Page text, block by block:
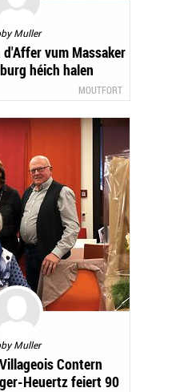
Muller
vum Massaker
héich halen
MOUTFORT
Muller
Contern
Heuertz feiert 90